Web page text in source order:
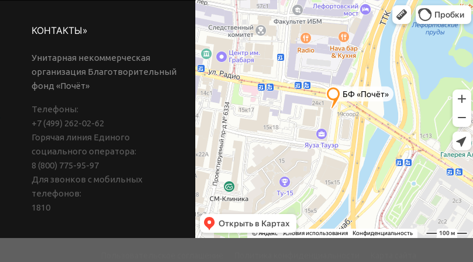
КОНТАКТЫ»
Унитарная некоммерческая
организация Благотворительный
фонд «Почёт»
Телефоны:
+7 (499) 262-02-62
Горячая линия Единого
социального оператора:
8 (800) 775-95-97
Для звонков с мобильных
телефонов:
1810